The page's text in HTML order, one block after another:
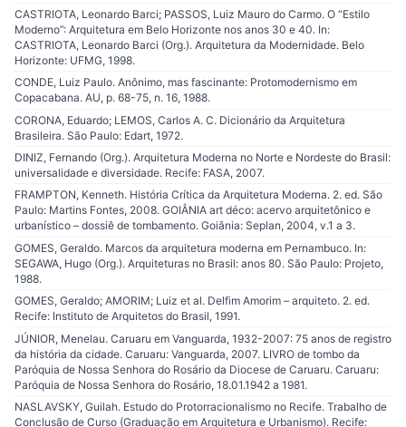
CASTRIOTA, Leonardo Barci; PASSOS, Luiz Mauro do Carmo. O “Estilo
Moderno”: Arquitetura em Belo Horizonte nos anos 30 e 40. In:
CASTRIOTA, Leonardo Barci (Org.). Arquitetura da Modernidade. Belo
Horizonte: UFMG, 1998.
CONDE, Luiz Paulo. Anônimo, mas fascinante: Protomodernismo em
Copacabana. AU, p. 68-75, n. 16, 1988.
CORONA, Eduardo; LEMOS, Carlos A. C. Dicionário da Arquitetura
Brasileira. São Paulo: Edart, 1972.
DINIZ, Fernando (Org.). Arquitetura Moderna no Norte e Nordeste do Brasil:
universalidade e diversidade. Recife: FASA, 2007.
FRAMPTON, Kenneth. História Crítica da Arquitetura Moderna. 2. ed. São
Paulo: Martins Fontes, 2008. GOIÂNIA art déco: acervo arquitetônico e
urbanístico – dossiê de tombamento. Goiânia: Seplan, 2004, v.1 a 3.
GOMES, Geraldo. Marcos da arquitetura moderna em Pernambuco. In:
SEGAWA, Hugo (Org.). Arquiteturas no Brasil: anos 80. São Paulo: Projeto,
1988.
GOMES, Geraldo; AMORIM; Luiz et al. Delfim Amorim – arquiteto. 2. ed.
Recife: Instituto de Arquitetos do Brasil, 1991.
JÚNIOR, Menelau. Caruaru em Vanguarda, 1932-2007: 75 anos de registro
da história da cidade. Caruaru: Vanguarda, 2007. LIVRO de tombo da
Paróquia de Nossa Senhora do Rosário da Diocese de Caruaru. Caruaru:
Paróquia de Nossa Senhora do Rosário, 18.01.1942 a 1981.
NASLAVSKY, Guilah. Estudo do Protorracionalismo no Recife. Trabalho de
Conclusão de Curso (Graduação em Arquitetura e Urbanismo). Recife: